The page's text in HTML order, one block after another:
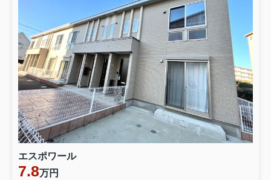
エスポワール
7.8万円